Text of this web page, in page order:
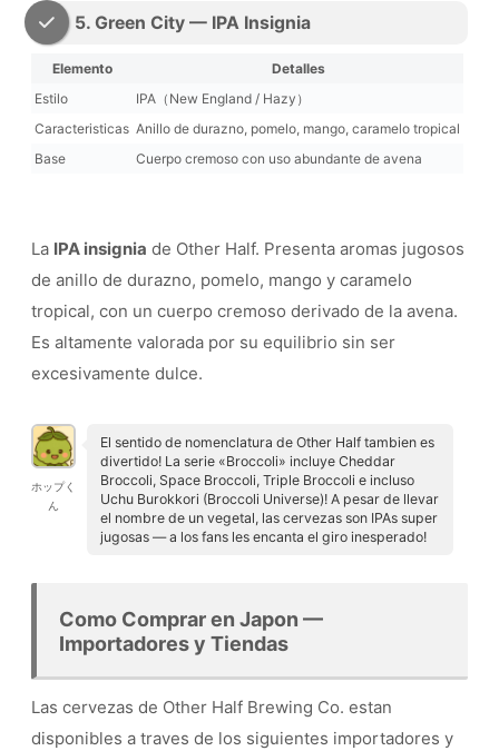
5. Green City — IPA Insignia
Elemento
Detalles
Estilo
IPA（New England / Hazy）
Caracteristicas Anillo de durazno, pomelo, mango, caramelo tropical
Base
Cuerpo cremoso con uso abundante de avena
La IPA insignia de Other Half. Presenta aromas jugosos
de anillo de durazno, pomelo, mango y caramelo
tropical, con un cuerpo cremoso derivado de la avena.
Es altamente valorada por su equilibrio sin ser
excesivamente dulce.
ホップく
ん
El sentido de nomenclatura de Other Half tambien es
divertido! La serie «Broccoli» incluye Cheddar
Broccoli, Space Broccoli, Triple Broccoli e incluso
Uchu Burokkori (Broccoli Universe)! A pesar de llevar
el nombre de un vegetal, las cervezas son IPAs super
jugosas — a los fans les encanta el giro inesperado!
Como Comprar en Japon —
Importadores y Tiendas
Las cervezas de Other Half Brewing Co. estan
disponibles a traves de los siguientes importadores y